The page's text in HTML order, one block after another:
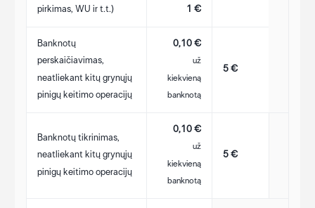
pirkimas, WU ir t.t.) 1 €
Banknotų
perskaičiavimas,
neatliekant kitų grynųjų
pinigų keitimo operacijų
0,10 €
už
kiekvieną
banknotą
5 €
Banknotų tikrinimas,
neatliekant kitų grynųjų
pinigų keitimo operacijų
0,10 €
už
kiekvieną
banknotą
5 €